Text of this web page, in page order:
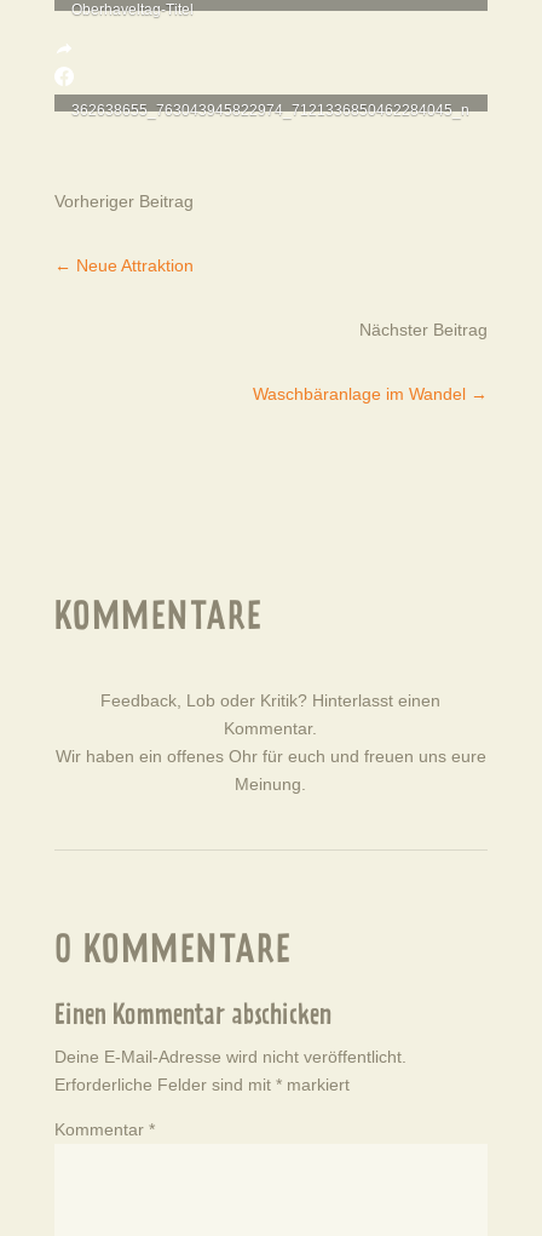
Oberhaveltag-Titel
362638655_763043945822974_7121336850462284045_n
Vorheriger Beitrag
← Neue Attraktion
Nächster Beitrag
Waschbäranlage im Wandel →
KOMMENTARE
Feedback, Lob oder Kritik? Hinterlasst einen
Kommentar.
Wir haben ein offenes Ohr für euch und freuen uns eure
Meinung.
0 KOMMENTARE
Einen Kommentar abschicken
Deine E-Mail-Adresse wird nicht veröffentlicht.
Erforderliche Felder sind mit *markiert
Kommentar *